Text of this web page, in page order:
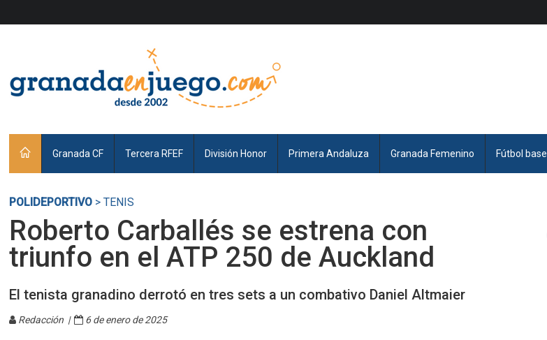
Granada CF Tercera RFEF División Honor Primera Andaluza Granada Femenino Fútbol base
POLIDEPORTIVO > TENIS
Roberto Carballés se estrena con
triunfo en el ATP 250 de Auckland
El tenista granadino derrotó en tres sets a un combativo Daniel Altmaier
Redacción | 6 de enero de 2025